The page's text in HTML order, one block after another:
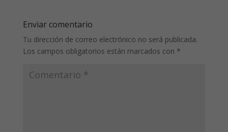
Enviar comentario
Tu dirección de correo electrónico no será publicada.
Los campos obligatorios están marcados con *